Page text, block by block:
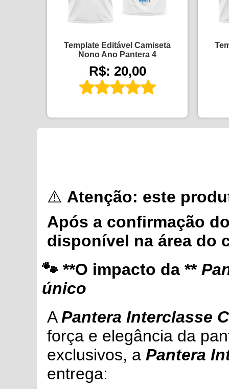
Template Editável Camiseta
Nono Ano Pantera 4
R$: 20,00
⚠️ Atenção: este
Após a confirmação
disponível na área do
🐾 **O impacto da **
único
APantera Interclasse
força e elegância da
exclusivos, a Pantera
entrega: